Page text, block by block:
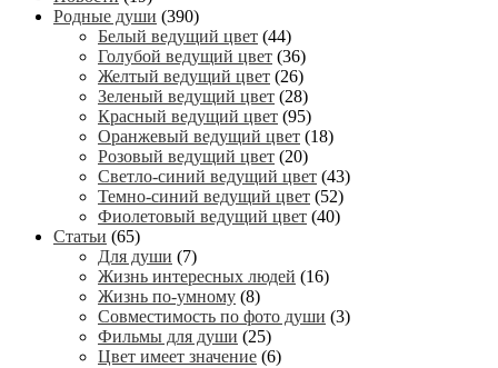
Родные души (390)
Белый ведущий цвет (44)
Голубой ведущий цвет (36)
Желтый ведущий цвет (26)
Зеленый ведущий цвет (28)
Красный ведущий цвет (95)
Оранжевый ведущий цвет (18)
Розовый ведущий цвет (20)
Светло-синий ведущий цвет (43)
Темно-синий ведущий цвет (52)
Фиолетовый ведущий цвет (40)
Статьи (65)
Для души (7)
Жизнь интересных людей (16)
Жизнь по-умному (8)
Совместимость по фото души (3)
Фильмы для души (25)
Цвет имеет значение (6)